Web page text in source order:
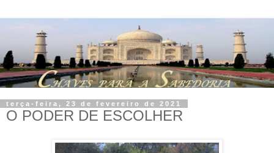
terça-feira, 23 de fevereiro de 2021
O PODER DE ESCOLHER